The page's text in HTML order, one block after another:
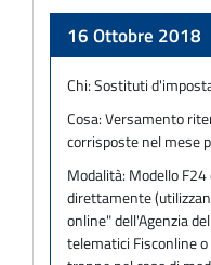
16 Ottobre 2018
Chi:Sostituti
Cosa:Versamento
corrisposte nel mese
Modalità: Modello
direttamente
online" dell'Agenzia
telematici Fisconline